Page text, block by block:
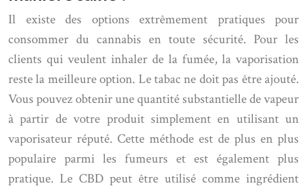
Il existe des options extrêmement pratiques pour
consommer du cannabis en toute sécurité. Pour les
clients qui veulent inhaler de la fumée, la vaporisation
reste la meilleure option. Le tabac ne doit pas être ajouté.
Vous pouvez obtenir une quantité substantielle de vapeur
à partir de votre produit simplement en utilisant un
vaporisateur réputé. Cette méthode est de plus en plus
populaire parmi les fumeurs et est également plus
pratique. Le CBD peut être utilisé comme ingrédient